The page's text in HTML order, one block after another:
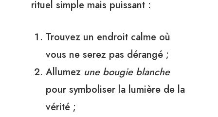
rituel simple mais puissant :
Trouvez un endroit calme où
vous ne serez pas dérangé ;
Allumez une bougie blanche
pour symboliser la lumière de la
vérité ;